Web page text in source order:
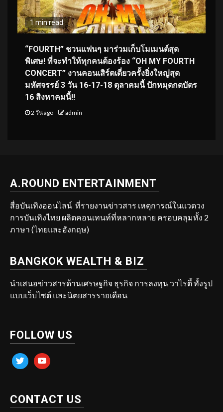
1 min read
“FOURTH” ชวนแฟนๆ มาร่วมเก็บโมเมนต์สุด
พิเศษ! ที่จะทำให้ทุกคนต้องร้อง “OH MY FOURTH
CONCERT” งานคอนเสิร์ตเดี่ยวครั้งยิ่งใหญ่สุด
มหัศจรรย์ 3 วัน 16-17-18 ตุลาคมนี้ ปักหมุดกดบัตร
16 สิงหาคมนี้!!
2 วัน ago admin
A.ROUND ENTERTAINMENT
สื่อบันเทิงออนไลน์ ที่รายงานข่าวสาร เหตุการณ์ในแวดวง
การบันเทิงไทย ผลิตคอนเทนท์ที่หลากหลาย ครอบคลุมทั้ง 2
ภาษา (ไทยและอังกฤษ)
BANGKOK WEALTH & BIZ
นำเสนอข่าวสารด้านเศรษฐกิจ ธุรกิจ การลงทุน วาไรตี้ ทั้งรูป
แบบเว็บไซต์ และนิตยสารรายเดือน
FOLLOW US
twitter youtube
CONTACT US